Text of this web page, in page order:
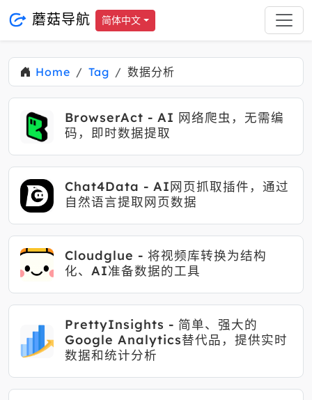
蘑菇导航 简体中文
Home Tag 数据分析
BrowserAct - AI 网络爬虫，无需编
码，即时数据提取
Chat4Data - AI网页抓取插件，通过
自然语言提取网页数据
Cloudglue - 将视频库转换为结构
化、AI准备数据的工具
PrettyInsights - 简单、强大的
Google Analytics替代品，提供实时
数据和统计分析